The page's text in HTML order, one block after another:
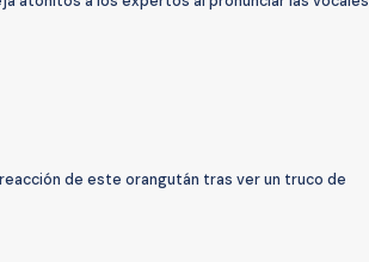
de este orangután tras ver un truco de